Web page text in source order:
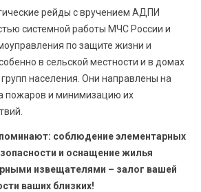
рейды с вручением АДПИ
системной работы МЧС России и
по защите жизни и
в сельской местности и в домах
населения. Они направлены на
пожаров и минимизацию их
соблюдение элементарных
и оснащение жилья
извещателями – залог вашей
ваших близких!